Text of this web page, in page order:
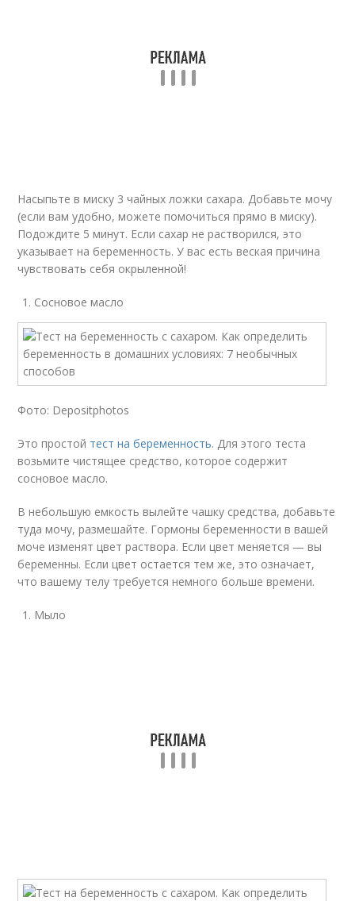
Насыпьте в миску 3 чайных ложки сахара. Добавьте мочу
(если вам удобно, можете помочиться прямо в миску).
Подождите 5 минут. Если сахар не растворился, это
указывает на беременность. У вас есть веская причина
чувствовать себя окрыленной!
Сосновое масло
Фото: Depositphotos
Это простой тест на беременность. Для этого теста
возьмите чистящее средство, которое содержит
сосновое масло.
В небольшую емкость вылейте чашку средства, добавьте
туда мочу, размешайте. Гормоны беременности в вашей
моче изменят цвет раствора. Если цвет меняется — вы
беременны. Если цвет остается тем же, это означает,
что вашему телу требуется немного больше времени.
Мыло